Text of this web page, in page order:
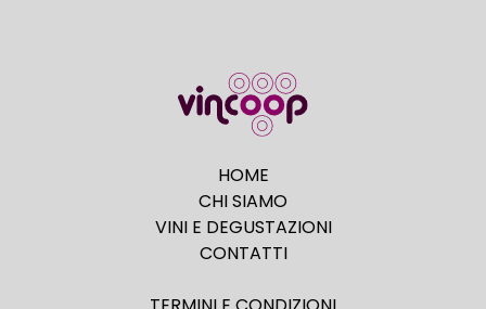
HOME
CHI SIAMO
VINI E DEGUSTAZIONI
CONTATTI